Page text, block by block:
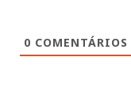
0 COMENTÁRIOS